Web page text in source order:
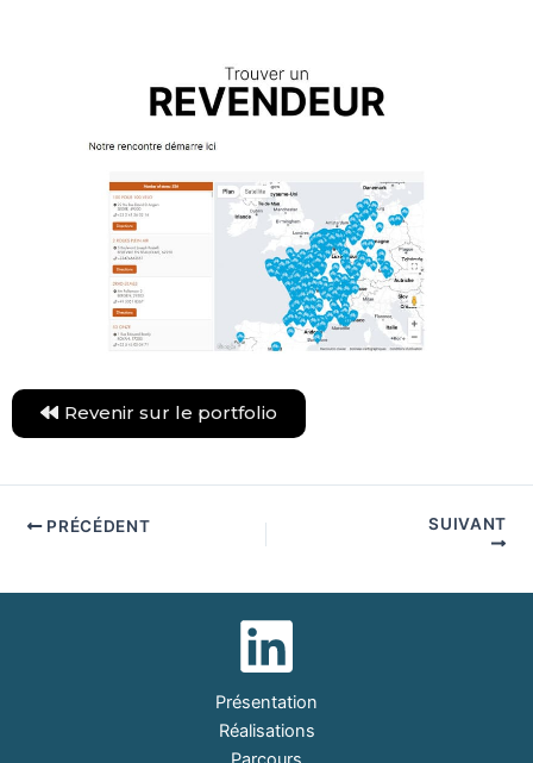
Revenir sur le portfolio
PRÉCÉDENT SUIVANT
Présentation
Réalisations